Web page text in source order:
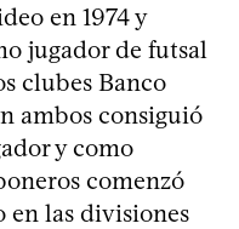
en 1974 y
jugador de futsal
clubes Banco
ambos consiguió
y como
comenzó
en las divisiones